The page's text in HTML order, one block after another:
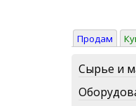
Продам
Сырье и